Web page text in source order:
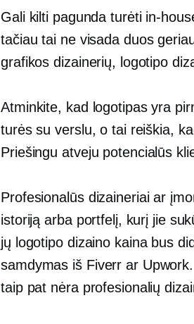
Gali kilti pagunda turėti in-
tačiau tai ne visada duos
grafikos dizainerių, logotipo
Atminkite, kad logotipas yra
turės su verslu, o tai reiškia,
Priešingu atveju potencialūs
Profesionalūs dizaineriai ar
istoriją arba portfelį, kurį jie
jų logotipo dizaino kaina bus
samdymas iš Fiverr ar
taip pat nėra profesionalių